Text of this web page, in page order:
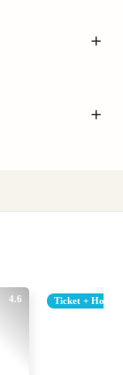
4.6 Ticket + Hotel